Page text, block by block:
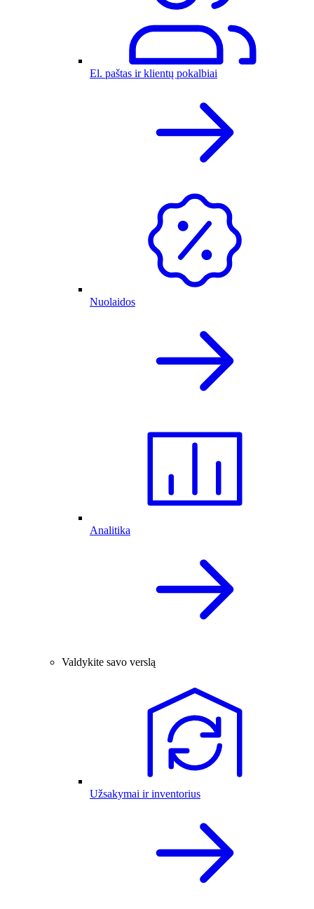
El. paštas ir klientų pokalbiai
Nuolaidos
Analitika
Valdykite savo verslą
Užsakymai ir inventorius